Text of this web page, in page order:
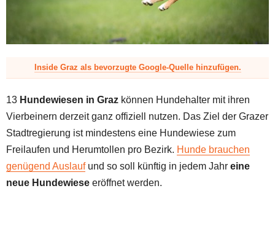
Inside Graz als bevorzugte Google-Quelle hinzufügen.
13 Hundewiesen in Graz können Hundehalter mit ihren
Vierbeinern derzeit ganz offiziell nutzen. Das Ziel der Grazer
Stadtregierung ist mindestens eine Hundewiese zum
Freilaufen und Herumtollen pro Bezirk. Hunde brauchen
genügend Auslaufund so soll künftig in jedem Jahr eine
neue Hundewiese eröffnet werden.